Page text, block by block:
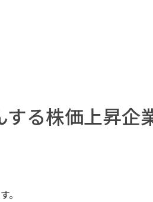
る株価上昇企
。